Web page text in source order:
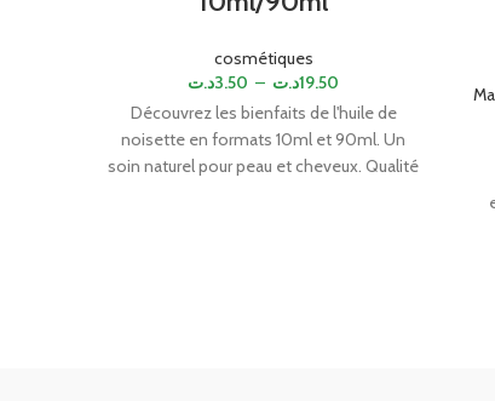
cosmétiques
3.50د.ت – 19.50د.ت
Découvrez les bienfaits de l'huile de
noisette en formats 10ml et 90ml. Un
soin naturel pour peau et cheveux. Qualité